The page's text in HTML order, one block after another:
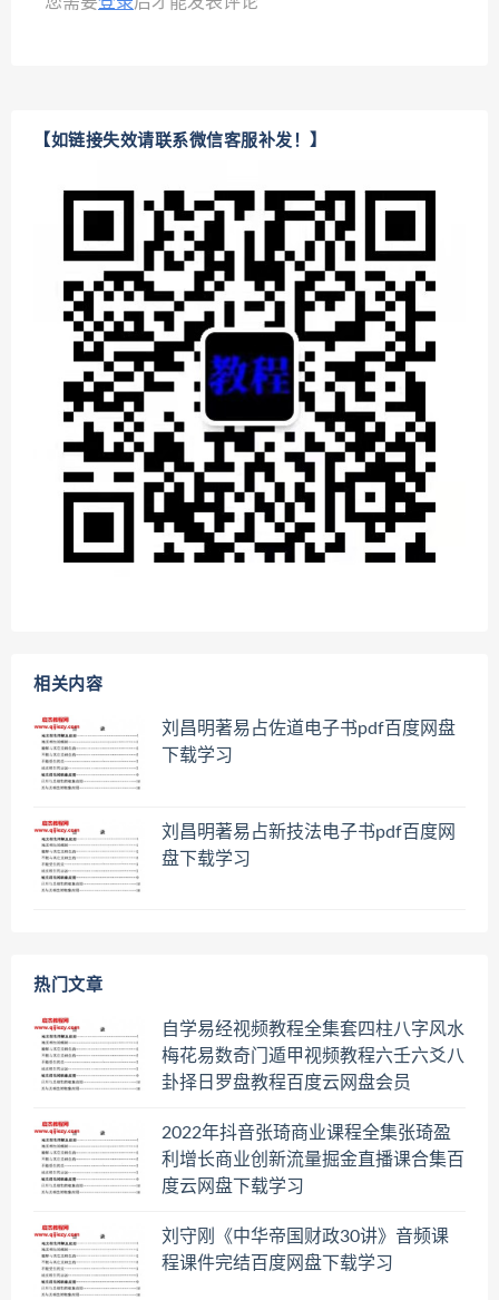
【如链接失效请联系微信客服补发！】
相关内容
刘昌明著易占佐道电子书pdf百度网盘
下载学习
刘昌明著易占新技法电子书pdf百度网
盘下载学习
热门文章
自学易经视频教程全集套四柱八字风水
梅花易数奇门遁甲视频教程六壬六爻八
卦择日罗盘教程百度云网盘会员
2022年抖音张琦商业课程全集张琦盈
利增长商业创新流量掘金直播课合集百
度云网盘下载学习
刘守刚《中华帝国财政30讲》音频课
程课件完结百度网盘下载学习